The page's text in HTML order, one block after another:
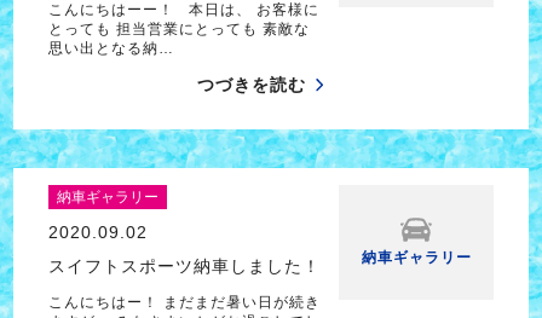
こんにちはーー！ 本日は、 お客様に
とっても 担当営業にとっても 素敵な
思い出となる納…
つづきを読む
納車ギャラリー
2020.09.02
スイフトスポーツ納車しました！
こんにちはー！ まだまだ暑い日が続き
納車ギャラリー